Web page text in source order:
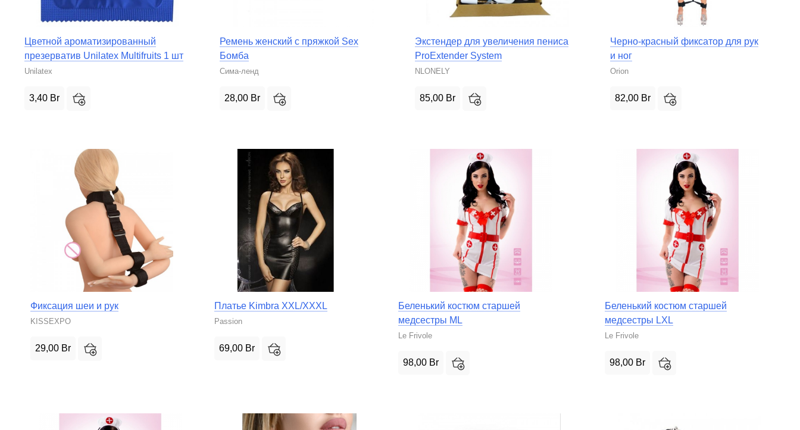
Цветной ароматизированный
презерватив Unilatex Multifruits 1 шт
Unilatex
3,40 Br
Ремень женский с пряжкой Sex
Бомба
Сима-ленд
28,00 Br
Экстендер для увеличения пениса
ProExtender System
NLONELY
85,00 Br
Черно-красный фиксатор для рук
и ног
Orion
82,00 Br
Фиксация шеи и рук
KISSEXPO
29,00 Br
Платье Kimbra XXL/XXXL
Passion
69,00 Br
Беленький костюм старшей
медсестры ML
Le Frivole
98,00 Br
Беленький костюм старшей
медсестры LXL
Le Frivole
98,00 Br